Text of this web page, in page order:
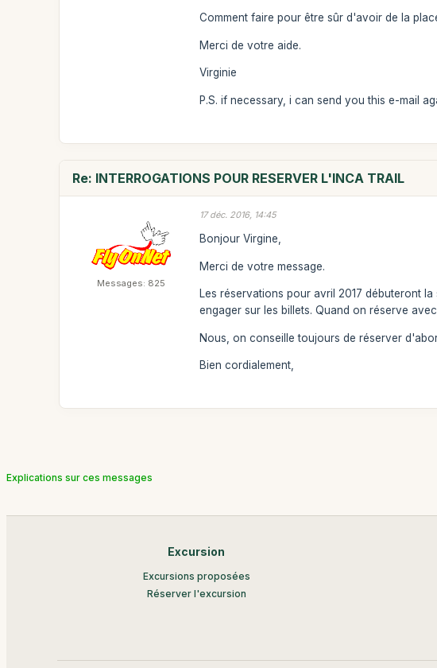
Comment faire pour être sûr d'avoir de la
Merci de votre aide.
Virginie
P.S. if necessary, i can send you this e-mail
Re: INTERROGATIONS POUR RESERVER L'INCA TRAIL
Messages: 825
17 déc. 2016, 14:45
Bonjour Virgine,
Merci de votre message.
Les réservations pour avril 2017 débuteront
engager sur les billets. Quand on réserve
Nous, on conseille toujours de réserver
Bien cordialement,
Explications sur ces messages
Excursion
Excursions proposées
Réserver l'excursion